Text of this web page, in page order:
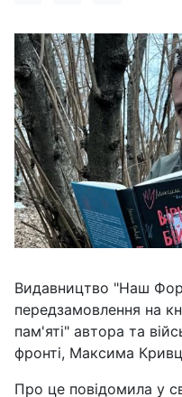
Видавництво "Наш
передзамовлення на
пам'яті" автора та
фронті, Максима
Про це повідомила у